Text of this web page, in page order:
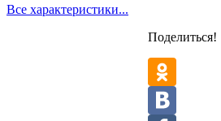
Все характеристики...
Поделиться!